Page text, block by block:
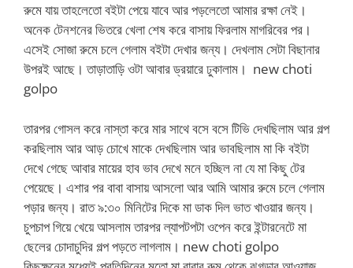
রুমে যায় তাহলেতো বইটা পেয়ে যাবে আর পড়লেতো আমার রক্ষা নেই।
অনেক টেনশনের ভিতরে খেলা শেষ করে বাসায় ফিরলাম মাগরিবের পর।
এসেই সোজা রুমে চলে গেলাম বইটা দেখার জন্য। দেখলাম সেটা বিছানার
উপরই আছে। তাড়াতাড়ি ওটা আবার ড্রয়ারে ঢুকালাম। new choti
golpo
তারপর গোসল করে নাস্তা করে মার সাথে বসে বসে টিভি দেখছিলাম আর গল্প
করছিলাম আর আড় চোখে মাকে দেখছিলাম আর ভাবছিলাম মা কি বইটা
দেখে গেছে আবার মায়ের হাব ভাব দেখে মনে হচ্ছিল না যে মা কিছু টের
পেয়েছে। এশার পর বাবা বাসায় আসলো আর আমি আমার রুমে চলে গেলাম
পড়ার জন্য। রাত ৯:৩০ মিনিটের দিকে মা ডাক দিল ভাত খাওয়ার জন্য।
চুপচাপ গিয়ে খেয়ে আসলাম তারপর ল্যাপটপটা ওপেন করে ইন্টারনেটে মা
ছেলের চোদাচুদির গল্প পড়তে লাগলাম। new choti golpo